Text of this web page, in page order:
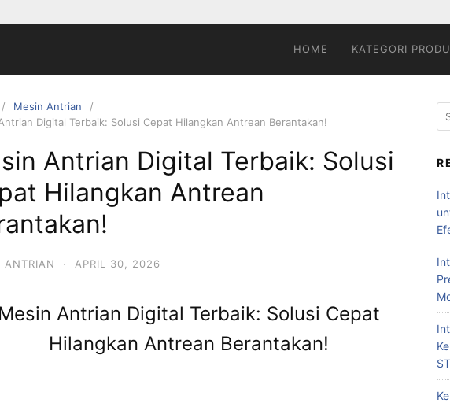
HOME KATEGORI
Mesin Antrian
Digital Terbaik: Solusi Cepat Hilangkan Antrean Berantakan!
Antrian Digital Terbaik: Solusi
Hilangkan Antrean
ANTRIAN · APRIL 30, 2026
Mesin Antrian Digital Terbaik: Solusi Cepat
Hilangkan Antrean Berantakan!